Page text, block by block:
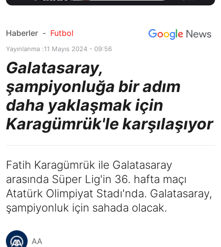
Haberler - Futbol
Yayınlanma :11 Mayıs 2024 - 09:56
Galatasaray,
şampiyonluğa bir adım
daha yaklaşmak için
Karagümrük'le karşılaşıyor
Fatih Karagümrük ile Galatasaray
arasında Süper Lig'in 36. hafta maçı
Atatürk Olimpiyat Stadı'nda. Galatasaray,
şampiyonluk için sahada olacak.
AA